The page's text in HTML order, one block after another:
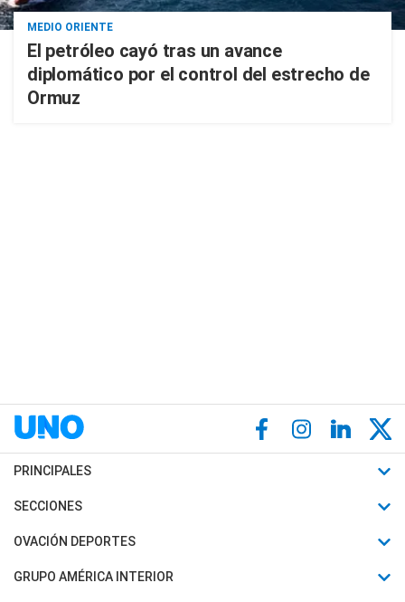
MEDIO ORIENTE
El petróleo cayó tras un avance
diplomático por el control del estrecho de
Ormuz
PRINCIPALES
Últimas Noticias
Política
SECCIONES
Horóscopo
Motores
OVACIÓN DEPORTES
Fútbol
GRUPO AMÉRICA INTERIOR